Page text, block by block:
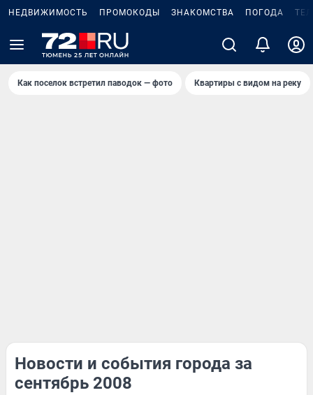
НЕДВИЖИМОСТЬ ПРОМОКОДЫ ЗНАКОМСТВА ПОГОДА
Как поселок встретил паводок — фото Квартиры с видом на реку
Новости и события города за
сентябрь 2008